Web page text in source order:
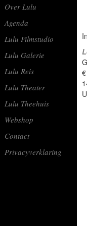
Over Lulu
Agenda
Lulu Filmstudio
Lulu Galerie
Lulu Reis
Lulu Theater
Lulu Theehuis
Webshop
Contact
Privacyverklaring